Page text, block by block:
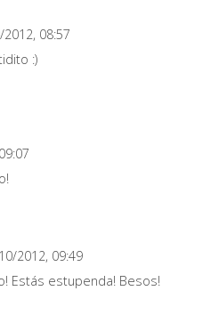
08:57
:)
2012, 09:49
Estás estupenda! Besos!